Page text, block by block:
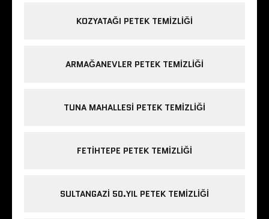
KOZYATAĞI PETEK TEMIZLIĞI
ARMAĞANEVLER PETEK TEMIZLIĞI
TUNA MAHALLESI PETEK TEMIZLIĞI
FETIHTEPE PETEK TEMIZLIĞI
SULTANGAZI 50.YIL PETEK TEMIZLIĞI